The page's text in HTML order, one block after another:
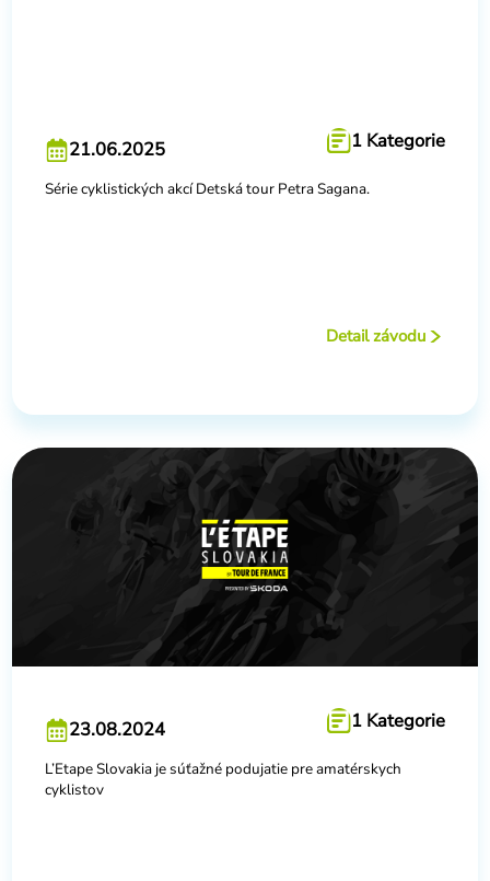
21.06.2025 1 Kategorie
Série cyklistických akcí Detská tour Petra Sagana.
Detail závodu
23.08.2024 1 Kategorie
L’Etape Slovakia je súťažné podujatie pre amatérskych
cyklistov